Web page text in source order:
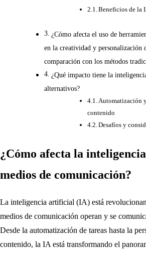
Beneficios de la
¿Cómo afecta el uso de
en la creatividad y personalización
comparación con los métodos
¿Qué impacto tiene la
alternativos?
Automatización
contenido
Desafíos y
¿Cómo afecta la
medios de comunicación?
La inteligencia artificial (IA) está revolucionando la forma en que los
medios de comunicación operan y se
Desde la automatización de tareas hasta la
contenido, la IA está transformando el